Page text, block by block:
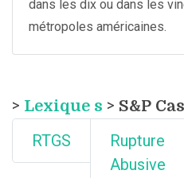
dans les dix ou dans les
métropoles américaines.
> Lexique s > S&P
RTGS
Rupture
Abusive